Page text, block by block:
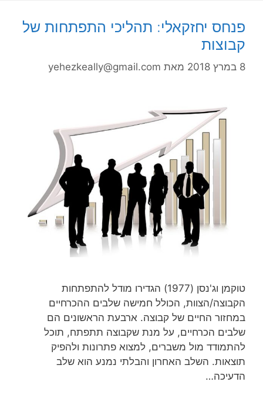
פנחס יחזקאלי: תהליכי התפתחות של
קבוצות
8 במרץ 2018 מאת yehezkeally@gmail.com
טוקמן וג'נסן (1977) הגדירו מודל להתפתחות
הקבוצה/הצוות, הכולל חמישה שלבים ההכרחיים
במחזור החיים של קבוצה. ארבעת הראשונים הם
שלבים הכרחיים, על מנת שקבוצה תתפתח, תוכל
להתמודד מול משברים, למצוא פתרונות ולהפיק
תוצאות. השלב האחרון והבלתי נמנע הוא שלב
הדעיכה…